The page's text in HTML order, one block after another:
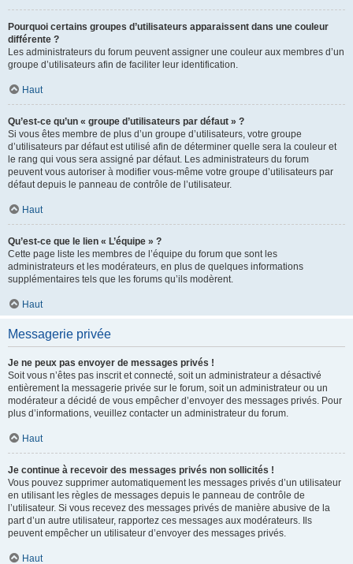
Pourquoi certains groupes d’utilisateurs apparaissent dans une couleur
différente ?
Les administrateurs du forum peuvent assigner une couleur aux membres d’un
groupe d’utilisateurs afin de faciliter leur identification.
Haut
Qu’est-ce qu’un « groupe d’utilisateurs par défaut » ?
Si vous êtes membre de plus d’un groupe d’utilisateurs, votre groupe
d’utilisateurs par défaut est utilisé afin de déterminer quelle sera la couleur et
le rang qui vous sera assigné par défaut. Les administrateurs du forum
peuvent vous autoriser à modifier vous-même votre groupe d’utilisateurs par
défaut depuis le panneau de contrôle de l’utilisateur.
Haut
Qu’est-ce que le lien « L’équipe » ?
Cette page liste les membres de l’équipe du forum que sont les
administrateurs et les modérateurs, en plus de quelques informations
supplémentaires tels que les forums qu’ils modèrent.
Haut
Messagerie privée
Je ne peux pas envoyer de messages privés !
Soit vous n’êtes pas inscrit et connecté, soit un administrateur a désactivé
entièrement la messagerie privée sur le forum, soit un administrateur ou un
modérateur a décidé de vous empêcher d’envoyer des messages privés. Pour
plus d’informations, veuillez contacter un administrateur du forum.
Haut
Je continue à recevoir des messages privés non sollicités !
Vous pouvez supprimer automatiquement les messages privés d’un utilisateur
en utilisant les règles de messages depuis le panneau de contrôle de
l’utilisateur. Si vous recevez des messages privés de manière abusive de la
part d’un autre utilisateur, rapportez ces messages aux modérateurs. Ils
peuvent empêcher un utilisateur d’envoyer des messages privés.
Haut